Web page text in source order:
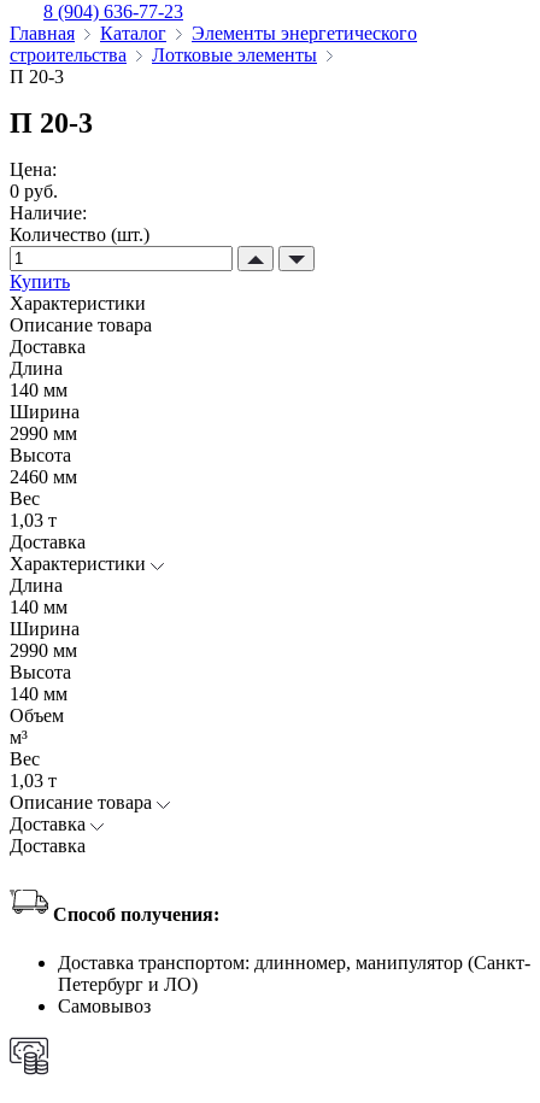
8 (904) 636-77-23
Главная
Каталог
Элементы энергетического
строительства
Лотковые элементы
П 20-3
П 20-3
Цена:
0 руб.
Наличие:
Количество (шт.)
Купить
Характеристики
Описание товара
Доставка
Длина
140 мм
Ширина
2990 мм
Высота
2460 мм
Вес
1,03 т
Доставка
Характеристики
Длина
140 мм
Ширина
2990 мм
Высота
140 мм
Объем
м³
Вес
1,03 т
Описание товара
Доставка
Доставка
Способ получения:
Доставка транспортом: длинномер, манипулятор (Санкт-
Петербург и ЛО)
Самовывоз